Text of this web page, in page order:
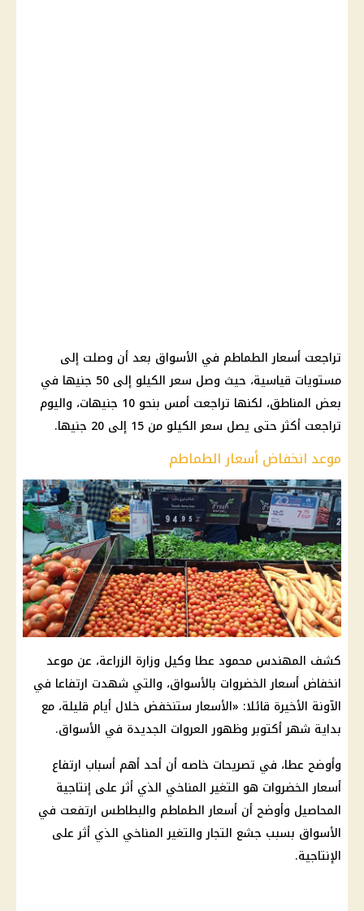
تراجعت أسعار الطماطم في الأسواق بعد أن وصلت إلى
مستويات قياسية، حيث وصل سعر الكيلو إلى 50 جنيها في
بعض المناطق، لكنها تراجعت أمس بنحو 10 جنيهات، واليوم
تراجعت أكثر حتى يصل سعر الكيلو من 15 إلى 20 جنيها.
موعد انخفاض أسعار الطماطم
كشف المهندس محمود عطا وكيل وزارة الزراعة، عن موعد
انخفاض أسعار الخضروات بالأسواق، والتي شهدت ارتفاعا في
الآونة الأخيرة قائلا: «الأسعار ستنخفض خلال أيام قليلة، مع
بداية شهر أكتوبر وظهور العروات الجديدة في الأسواق.
وأوضح عطا، في تصريحات خاصه أن أحد أهم أسباب ارتفاع
أسعار الخضروات هو التغير المناخي الذي أثر على إنتاجية
المحاصيل وأوضح أن أسعار الطماطم والبطاطس ارتفعت في
الأسواق بسبب جشع التجار والتغير المناخي الذي أثر على
الإنتاجية.